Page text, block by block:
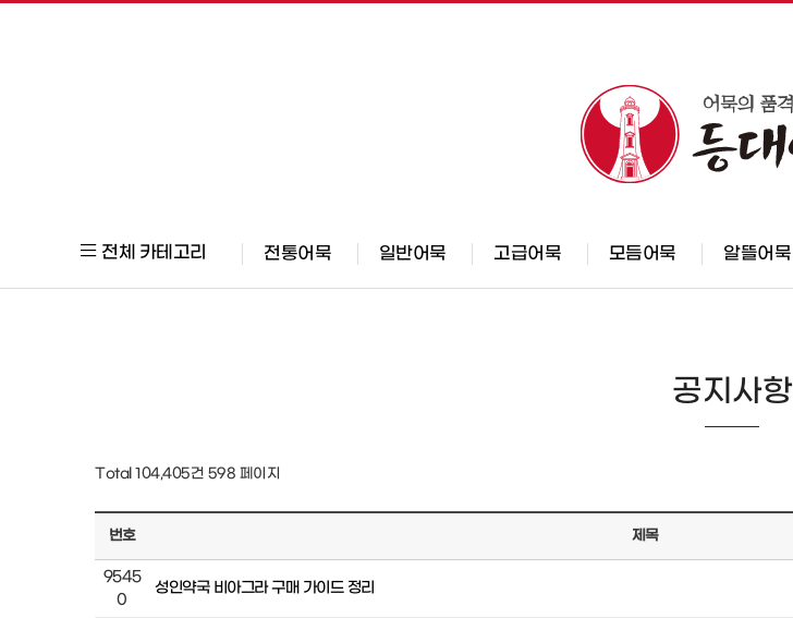
전체 카테고리 전통어묵 일반어묵 고급어묵 모듬어묵 알뜰어묵
공지사항
Total 104,405건 598 페이지
번호 제목
9545
0
성인약국 비아그라 구매 가이드 정리